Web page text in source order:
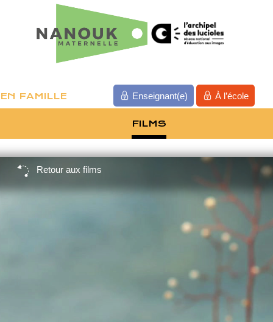
EN FAMILLE Enseignant(e) À l’école
FILMS
Retour aux films